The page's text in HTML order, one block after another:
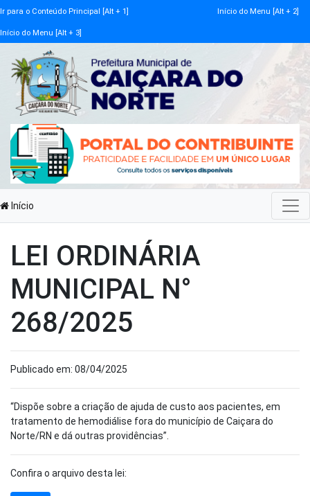
Ir para o Conteúdo Principal [Alt + 1] Início do Menu [Alt + 2]
Início do Menu [Alt + 3]
Início
LEI ORDINÁRIA
MUNICIPAL N°
268/2025
Publicado em: 08/04/2025
“Dispõe sobre a criação de ajuda de custo aos pacientes, em
tratamento de hemodiálise fora do município de Caiçara do
Norte/RN e dá outras providências”.
Confira o arquivo desta lei: